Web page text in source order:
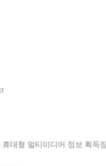
대형 멀티미디어 정보 획득